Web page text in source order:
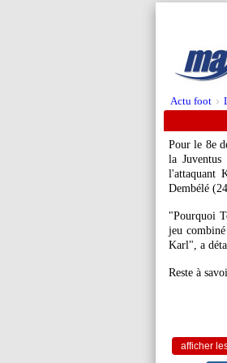
Actu foot >
Pour le 8e
la
l'attaquant
Dembélé
"Pourquoi
jeu
Karl", a
Reste à
afficher